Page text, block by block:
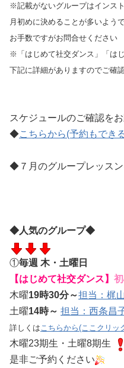
※記載がないグループはインス
月初めに決めることが多いよう
お手数ですがお問合せください
※「はじめて社交ダンス」「は
下記に詳細がありますのでご確
スケジュールのご確認をお
◆こちらから(予約もでき
◆７月のグループレッス
◆人気のグループ◆
①毎週 木・土曜日
【はじめて社交ダンス】
木曜19時30分～担当：梶
土曜14時～ 担当：西条昌
詳しくは こちらから(ここクリッ
木曜23期生・土曜8期生
是非ご予約ください